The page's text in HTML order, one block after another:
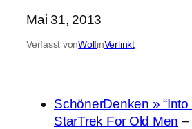
Mai 31, 2013
Verfasst vonWolfinVerlinkt
SchönerDenken »
StarTrek For Old Men –